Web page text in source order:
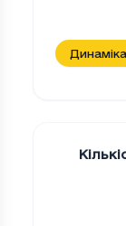
Динаміка